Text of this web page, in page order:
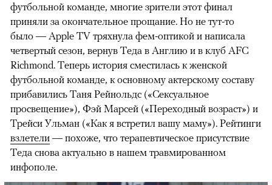
00:00 / 00:00
футбольной команде, многие зрители этот финал
приняли за окончательное прощание. Но не тут-то
было — Apple TV тряхнула фем-оптикой и написала
четвертый сезон, вернув Теда в Англию и в клуб AFC
Richmond. Теперь история сместилась к женской
футбольной команде, к основному актерскому составу
прибавились Таня Рейнольдс («Сексуальное
просвещение»), Фэй Марсей («Переходный возраст») и
Трейси Ульман («Как я встретил вашу маму»). Рейтинги
взлетели — похоже, что терапевтическое присутствие
Теда снова актуально в нашем травмированном
инфополе.